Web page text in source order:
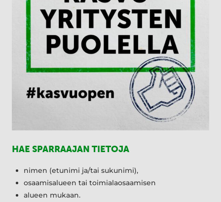
HAE SPARRAAJAN TIETOJA
nimen (etunimi ja/tai sukunimi),
osaamisalueen tai toimialaosaamisen
alueen mukaan.